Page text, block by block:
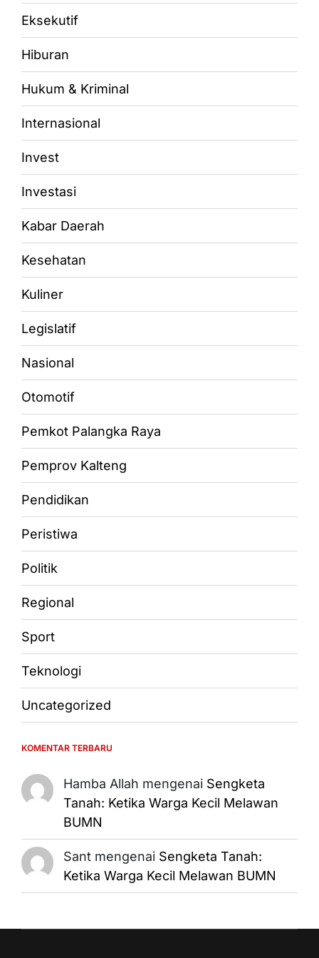
Eksekutif
Hiburan
Hukum & Kriminal
Internasional
Invest
Investasi
Kabar Daerah
Kesehatan
Kuliner
Legislatif
Nasional
Otomotif
Pemkot Palangka Raya
Pemprov Kalteng
Pendidikan
Peristiwa
Politik
Regional
Sport
Teknologi
Uncategorized
KOMENTAR TERBARU
Hamba Allah mengenai Sengketa
Tanah: Ketika Warga Kecil Melawan
BUMN
Santmengenai Sengketa Tanah:
Ketika Warga Kecil Melawan BUMN